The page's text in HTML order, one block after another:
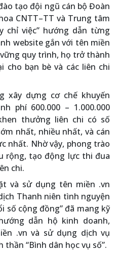
tạo đội ngũ cán bộ Đoàn
CNTT–TT và Trung tâm
chỉ việc” hướng dẫn từng
website gắn với tên miền
vững quy trình, họ trở thành
bạn bè và các liên chi
xây dựng cơ chế khuyến
phí 600.000 – 1.000.000
thưởng liên chi có số
nhất, nhiều nhất, và cán
nhất. Nhờ vậy, phong trào
rộng, tạo động lực thi đua
chi.
và sử dụng tên miền .vn
Thanh niên tình nguyện
số cộng đồng” đã mang kỹ
dẫn hộ kinh doanh,
.vn và sử dụng dịch vụ
“Bình dân học vụ số”.